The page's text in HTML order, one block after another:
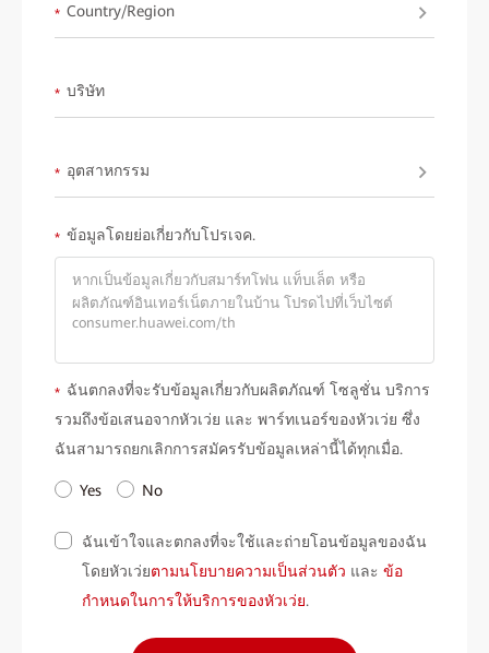
* Country/Region
* บริษัท
* อุตสาหกรรม
* ข้อมูลโดยย่อเกี่ยวกับโปรเจค.
* ฉันตกลงที่จะรับข้อมูลเกี่ยวกับผลิตภัณฑ์ โซลูชั่น บริการ
รวมถึงข้อเสนอจากหัวเว่ย และ พาร์ทเนอร์ของหัวเว่ย ซึ่ง
ฉันสามารถยกเลิกการสมัครรับข้อมูลเหล่านี้ได้ทุกเมื่อ.
Yes No
ฉันเข้าใจและตกลงที่จะใช้และถ่ายโอนข้อมูลของฉัน
โดยหัวเว่ยตามนโยบายความเป็นส่วนตัว และ ข้อ
กำหนดในการให้บริการของหัวเว่ย.